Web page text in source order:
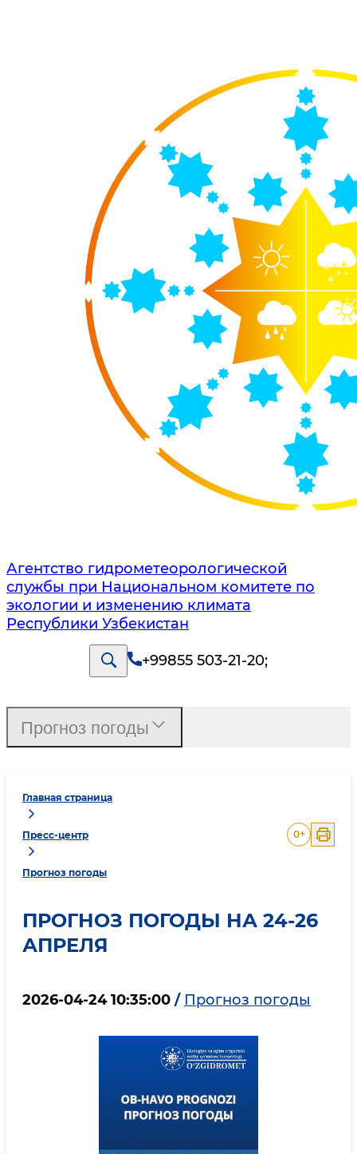
Агентство гидрометеорологической
службы при Национальном комитете по
экологии и изменению климата
Республики Узбекистан
+99855 503-21-20;
Главная страница
Пресс-центр
Прогноз погоды
0+
ПРОГНОЗ ПОГОДЫ НА 24-26
АПРЕЛЯ
2026-04-24 10:35:00 / Прогноз погоды
Прогноз погоды